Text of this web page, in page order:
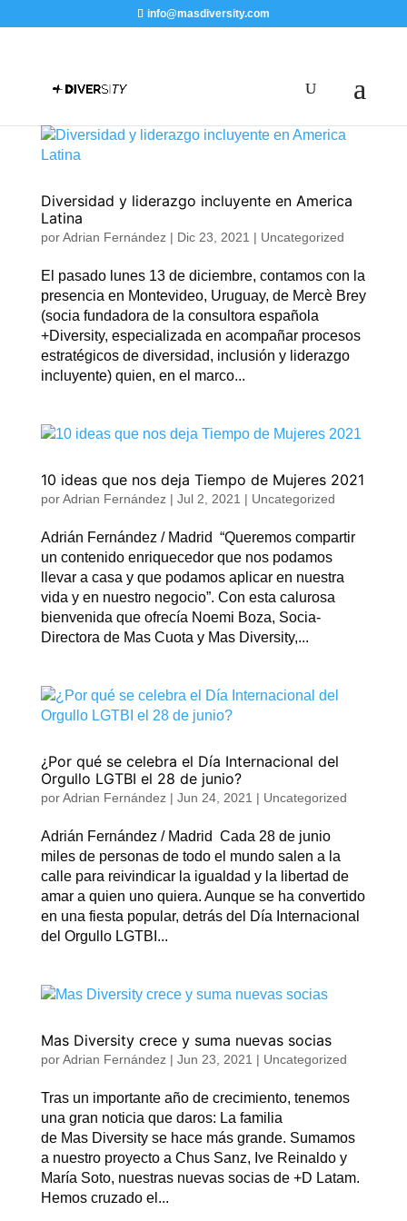
info@masdiversity.com
Diversidad y liderazgo incluyente en America
Latina
porAdrian Fernández| Dic 23, 2021 | Uncategorized
El pasado lunes 13 de diciembre, contamos con la
presencia en Montevideo, Uruguay, de Mercè Brey
(socia fundadora de la consultora española
+Diversity, especializada en acompañar procesos
estratégicos de diversidad, inclusión y liderazgo
incluyente) quien, en el marco...
10 ideas que nos deja Tiempo de Mujeres 2021
porAdrian Fernández| Jul 2, 2021 | Uncategorized
Adrián Fernández / Madrid “Queremos compartir
un contenido enriquecedor que nos podamos
llevar a casa y que podamos aplicar en nuestra
vida y en nuestro negocio”. Con esta calurosa
bienvenida que ofrecía Noemi Boza, Socia-
Directora de Mas Cuota y Mas Diversity,...
¿Por qué se celebra el Día Internacional del
Orgullo LGTBI el 28 de junio?
porAdrian Fernández| Jun 24, 2021 | Uncategorized
Adrián Fernández / Madrid Cada 28 de junio
miles de personas de todo el mundo salen a la
calle para reivindicar la igualdad y la libertad de
amar a quien uno quiera. Aunque se ha convertido
en una fiesta popular, detrás del Día Internacional
del Orgullo LGTBI...
Mas Diversity crece y suma nuevas socias
porAdrian Fernández| Jun 23, 2021 | Uncategorized
Tras un importante año de crecimiento, tenemos
una gran noticia que daros: La familia
de Mas Diversity se hace más grande. Sumamos
a nuestro proyecto a Chus Sanz, Ive Reinaldo y
María Soto, nuestras nuevas socias de +D Latam.
Hemos cruzado el...